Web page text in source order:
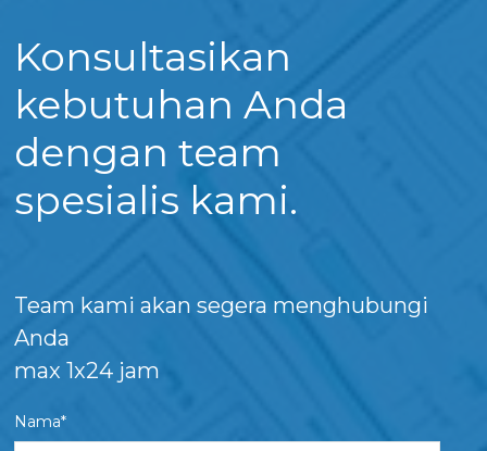
Konsultasikan
kebutuhan Anda
dengan team
spesialis kami.
Team kami akan segera menghubungi
Anda
max 1x24 jam
Nama*